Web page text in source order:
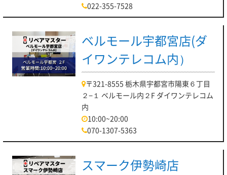
022-355-7528
ベルモール宇都宮店(ダ
イワンテレコム内）
〒321-8555 栃木県宇都宮市陽東６丁目
２−１ ベルモール内２F ダイワンテレコム
内
10:00~20:00
070-1307-5363
スマーク伊勢崎店